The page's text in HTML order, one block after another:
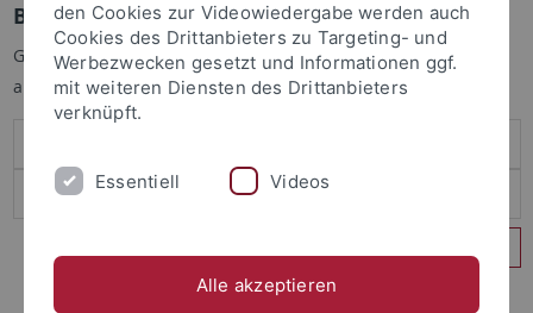
Benutzeranmeldung
Geben Sie Ihren Benutzernamen und Ihr Passwort an um sich
anzumelden:
den Cookies zur Videowiedergabe werden auch
Cookies des Drittanbieters zu Targeting- und
Werbezwecken gesetzt und Informationen ggf.
mit weiteren Diensten des Drittanbieters
verknüpft.
Essentiell Videos
Alle akzeptieren